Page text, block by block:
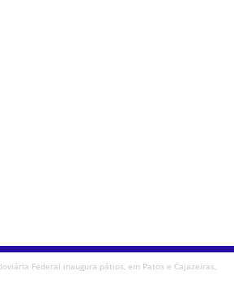
Federal inaugura pátios, em Patos e Cajazeiras,